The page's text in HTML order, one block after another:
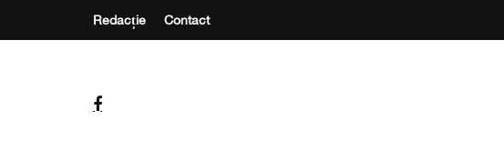
Redacție Contact